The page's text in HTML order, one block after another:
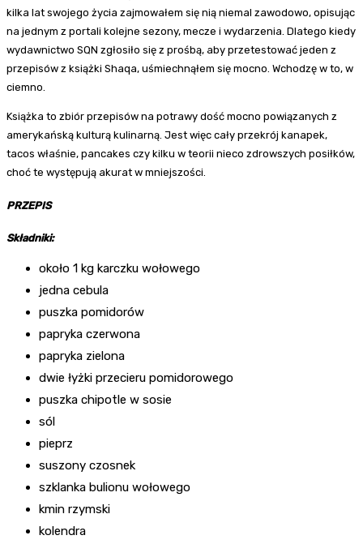
kilka lat swojego życia zajmowałem się nią niemal zawodowo, opisując
na jednym z portali kolejne sezony, mecze i wydarzenia. Dlatego kiedy
wydawnictwo SQN zgłosiło się z prośbą, aby przetestować jeden z
przepisów z książki Shaqa, uśmiechnąłem się mocno. Wchodzę w to, w
ciemno.
Książka to zbiór przepisów na potrawy dość mocno powiązanych z
amerykańską kulturą kulinarną. Jest więc cały przekrój kanapek,
tacos właśnie, pancakes czy kilku w teorii nieco zdrowszych posiłków,
choć te występują akurat w mniejszości.
PRZEPIS
Składniki:
około 1 kg karczku wołowego
jedna cebula
puszka pomidorów
papryka czerwona
papryka zielona
dwie łyżki przecieru pomidorowego
puszka chipotle w sosie
sól
pieprz
suszony czosnek
szklanka bulionu wołowego
kmin rzymski
kolendra